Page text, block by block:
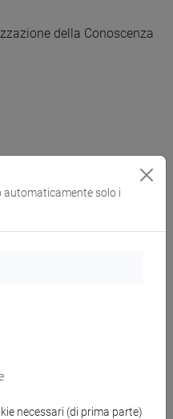
della Conoscenza
manageriale
solo i
necessari (di prima parte)